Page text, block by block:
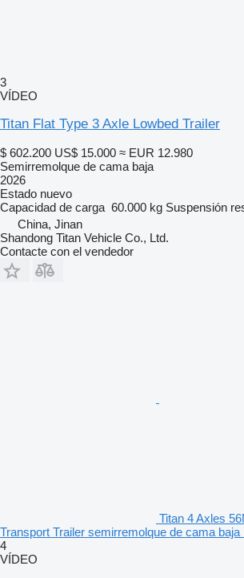
3
VÍDEO
Titan Flat Type 3 Axle Lowbed Trailer
$ 602.200 US$ 15.000 ≈ EUR 12.980
Semirremolque de cama baja
2026
Estado nuevo
Capacidad de carga 60.000 kg Suspensión
China, Jinan
Shandong Titan Vehicle Co., Ltd.
Contacte con el vendedor
Titan 4 Axles
Transport Trailer semirremolque de cama baja
4
VÍDEO